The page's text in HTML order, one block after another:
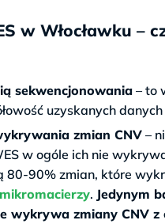
w Włocławku –
sekwencjonowania – to
uzyskanych danych
zmian CNV –
w ogóle ich nie
80-90% zmian, które
mikromacierzy. Jedynym
wykrywa zmiany CNV z